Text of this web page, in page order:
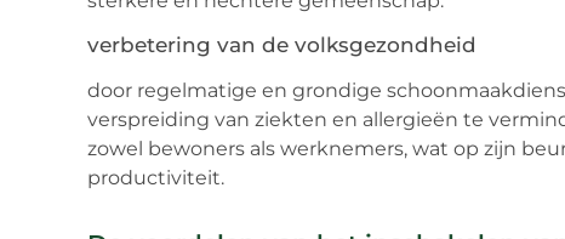
verbetering van de volksgezondheid
door regelmatige en grondige
verspreiding van ziekten en allergieën te
zowel bewoners als werknemers, wat op zijn
productiviteit.